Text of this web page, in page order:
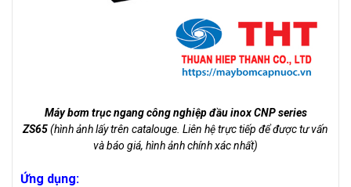
Máy bơm trục ngang công nghiệp đầu inox CNP series
ZS65(hình ảnh lấy trên catalouge. Liên hệ trực tiếp để được tư vấn
và báo giá, hình ảnh chính xác nhất)
Ứng dụng: